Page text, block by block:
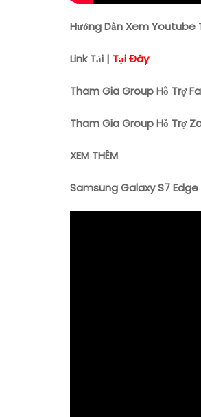
Hướng Dẫn Xem Youtube
Link Tải | Tại Đây
Tham Gia Group Hỗ Trợ
Tham Gia Group Hỗ Trợ
XEM THÊM
Samsung Galaxy S7